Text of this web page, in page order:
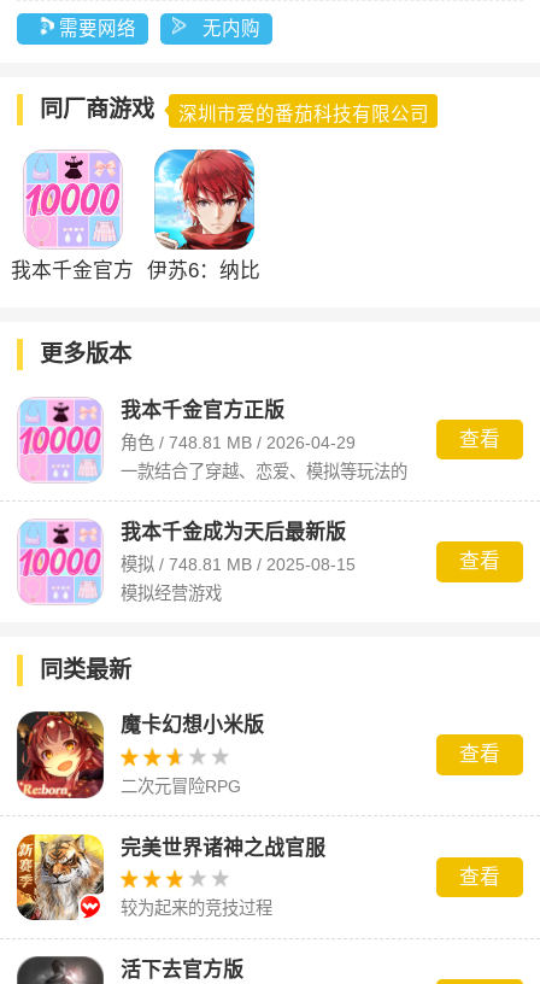
需要网络 无内购
同厂商游戏 深圳市爱的番茄科技有限公司
我本千金官方
伊苏6：纳比
更多版本
我本千金官方正版
角色 / 748.81 MB / 2026-04-29
一款结合了穿越、恋爱、模拟等玩法的
乙女类手游
查看
我本千金成为天后最新版
模拟 / 748.81 MB / 2025-08-15
模拟经营游戏
查看
同类最新
魔卡幻想小米版
二次元冒险RPG
查看
完美世界诸神之战官服
较为起来的竞技过程
查看
活下去官方版